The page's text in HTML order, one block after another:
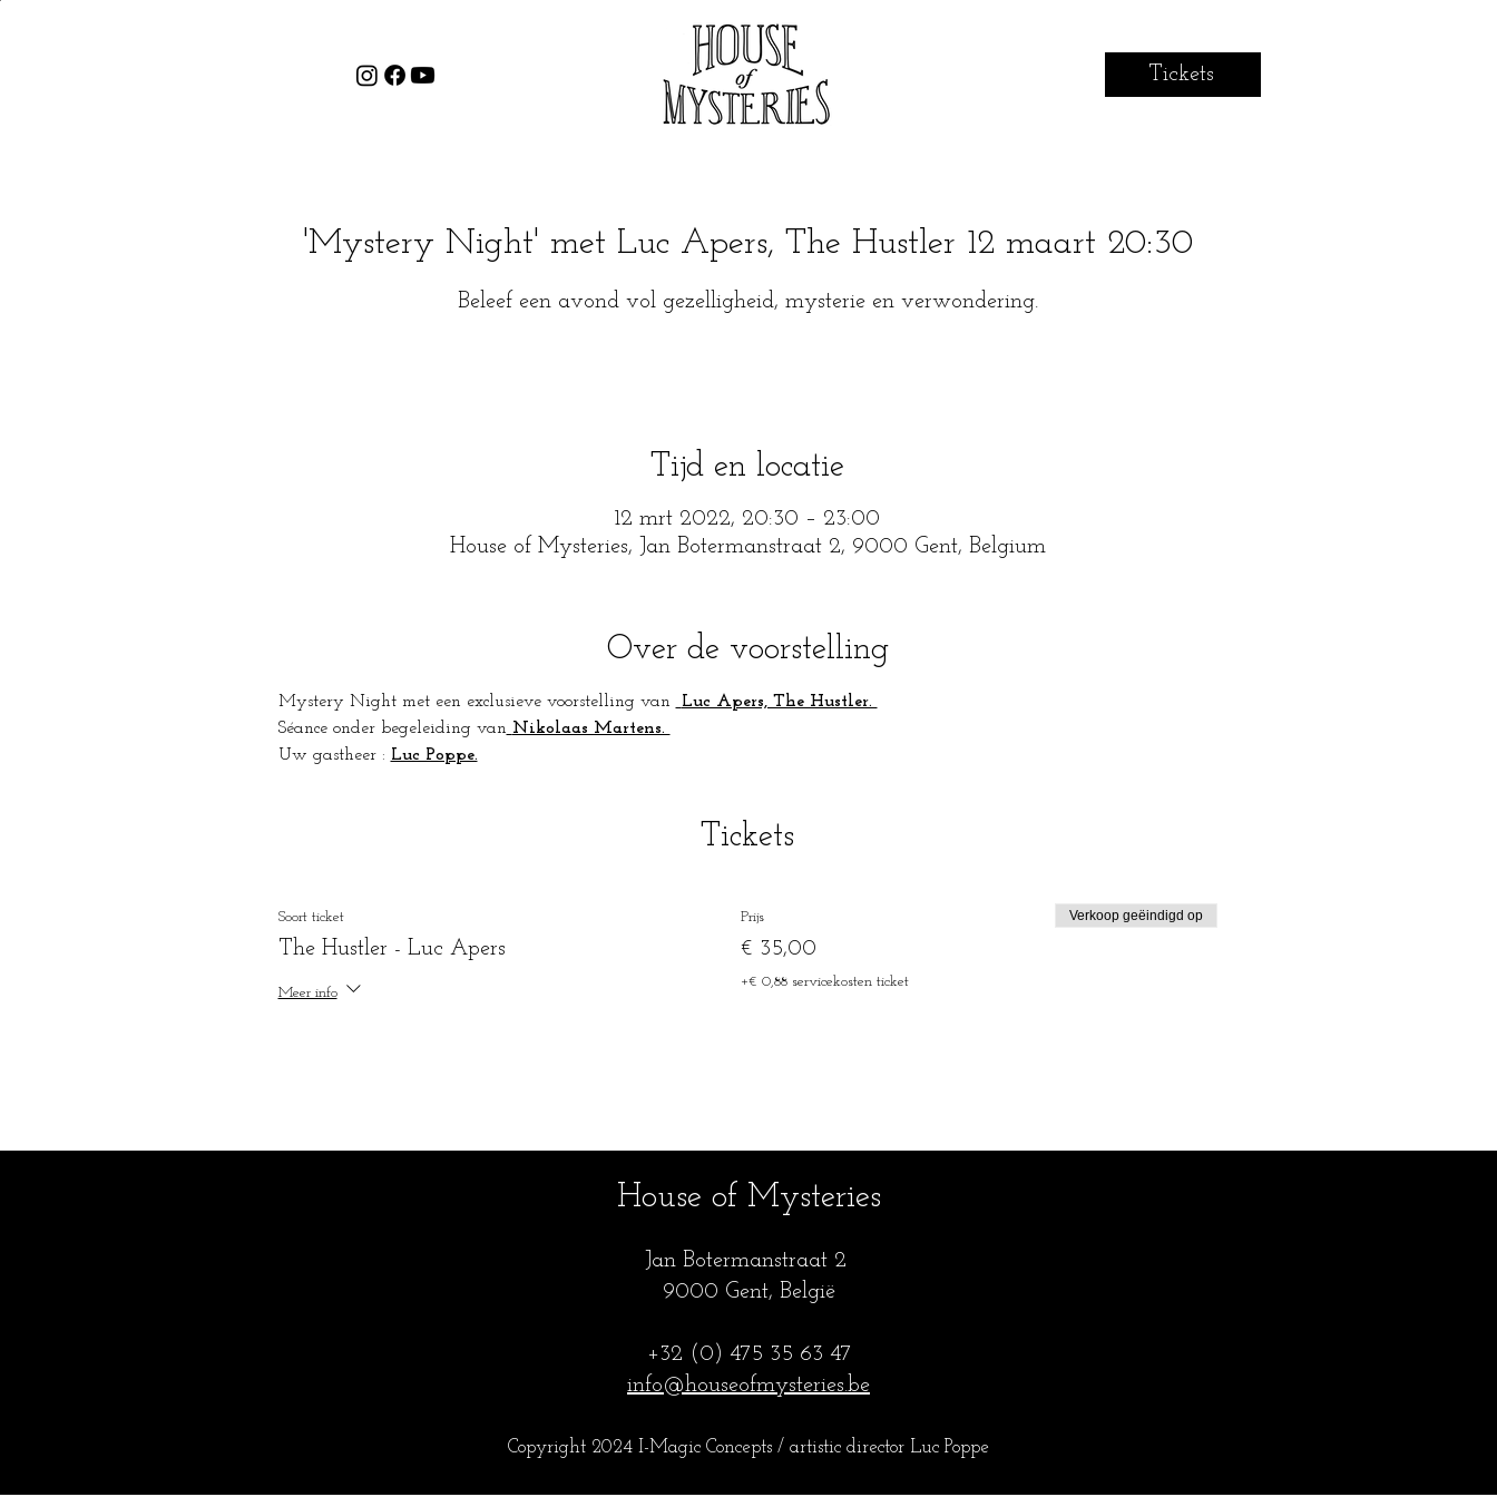
Tickets
'Mystery Night' met Luc Apers, The Hustler 12 maart 20:30
Beleef een avond vol gezelligheid, mysterie en verwondering.
Tijd en locatie
12 mrt 2022, 20:30 – 23:00
House of Mysteries, Jan Botermanstraat 2, 9000 Gent, Belgium
Over de voorstelling
Mystery Night met een exclusieve voorstelling van
Luc Apers, The Hustler.
Séance onder begeleiding van Nikolaas Martens.
Uw gastheer : Luc Poppe.
Tickets
Soort ticket
The Hustler - Luc Apers
Meer info
Prijs
€ 35,00
+€ 0,88 servicekosten ticket
Verkoop geëindigd op
House of Mysteries
Jan Botermanstraat 2
9000 Gent, België
+32 (0) 475 35 63 47
info@houseofmysteries.be
Copyright 2024 I-Magic Concepts / artistic director Luc Poppe